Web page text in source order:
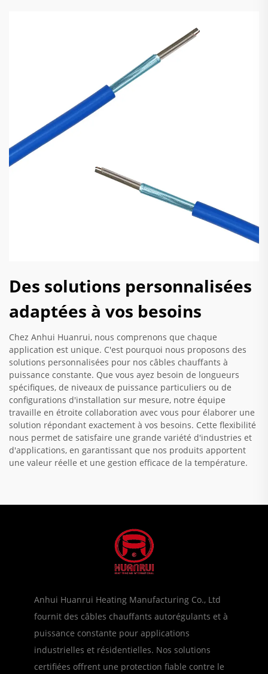
Des solutions personnalisées
adaptées à vos besoins
Chez Anhui Huanrui, nous comprenons que chaque
application est unique. C'est pourquoi nous proposons des
solutions personnalisées pour nos câbles chauffants à
puissance constante. Que vous ayez besoin de longueurs
spécifiques, de niveaux de puissance particuliers ou de
configurations d'installation sur mesure, notre équipe
travaille en étroite collaboration avec vous pour élaborer une
solution répondant exactement à vos besoins. Cette flexibilité
nous permet de satisfaire une grande variété d'industries et
d'applications, en garantissant que nos produits apportent
une valeur réelle et une gestion efficace de la température.
Anhui Huanrui Heating Manufacturing Co., Ltd
fournit des câbles chauffants autorégulants et à
puissance constante pour applications
industrielles et résidentielles. Nos solutions
certifiées offrent une protection fiable contre le